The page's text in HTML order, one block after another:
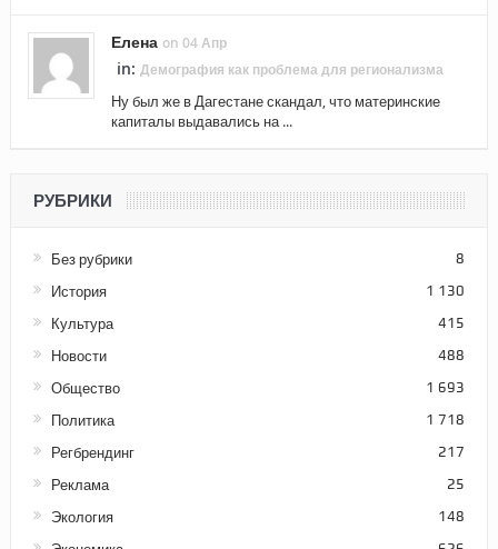
Елена on 04 Апр
in: Демография как проблема для регионализма
Ну был же в Дагестане скандал, что материнские
капиталы выдавались на ...
РУБРИКИ
Без рубрики 8
История 1 130
Культура 415
Новости 488
Общество 1 693
Политика 1 718
Регбрендинг 217
Реклама 25
Экология 148